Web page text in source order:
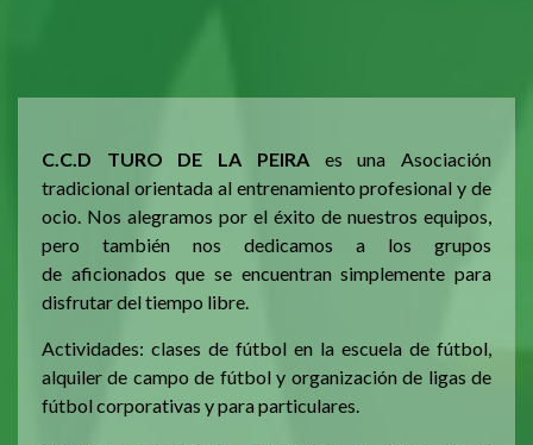
C.C.D TURO DE LA PEIRAes una Asociación
tradicional orientada al entrenamiento profesional y de
ocio. Nos alegramos por el éxito de nuestros equipos,
pero también nos dedicamos a los grupos
de aficionados que se encuentran simplemente para
disfrutar del tiempo libre.
Actividades: clases de fútbol en la escuela de fútbol,
alquiler de campo de fútbol y organización de ligas de
fútbol corporativas y para particulares.